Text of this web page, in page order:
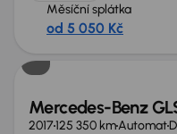
Měsíční splátka
od 5 050 Kč
Zlevněno o 30 000 Kč
Mercedes-Benz
2017125 350 kmAutomat